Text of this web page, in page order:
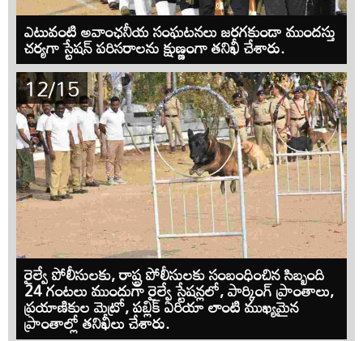
ఎటువంటి అవాంఛనీయ సంఘటనలు జరగకుండా ముందస్తు
చర్యగా స్టేషన్ పరిసరాలను క్షుణ్ణంగా తనిఖీ చేశారు.
12/15
రైల్వే పోలీసులకు, రాష్ట్ర పోలీసులకు సంబంధించిన సిబ్బంది
24 గంటలు ముందుగా రైల్వే స్టేషన్లలో, పార్కింగ్ ప్రాంతాలు,
ప్రయాణికుల మెట్రో, పబ్లిక్ ఏరియా లాంటి ముఖ్యమైన
ప్రాంతాల్లో తనిఖీలు చేశారు.